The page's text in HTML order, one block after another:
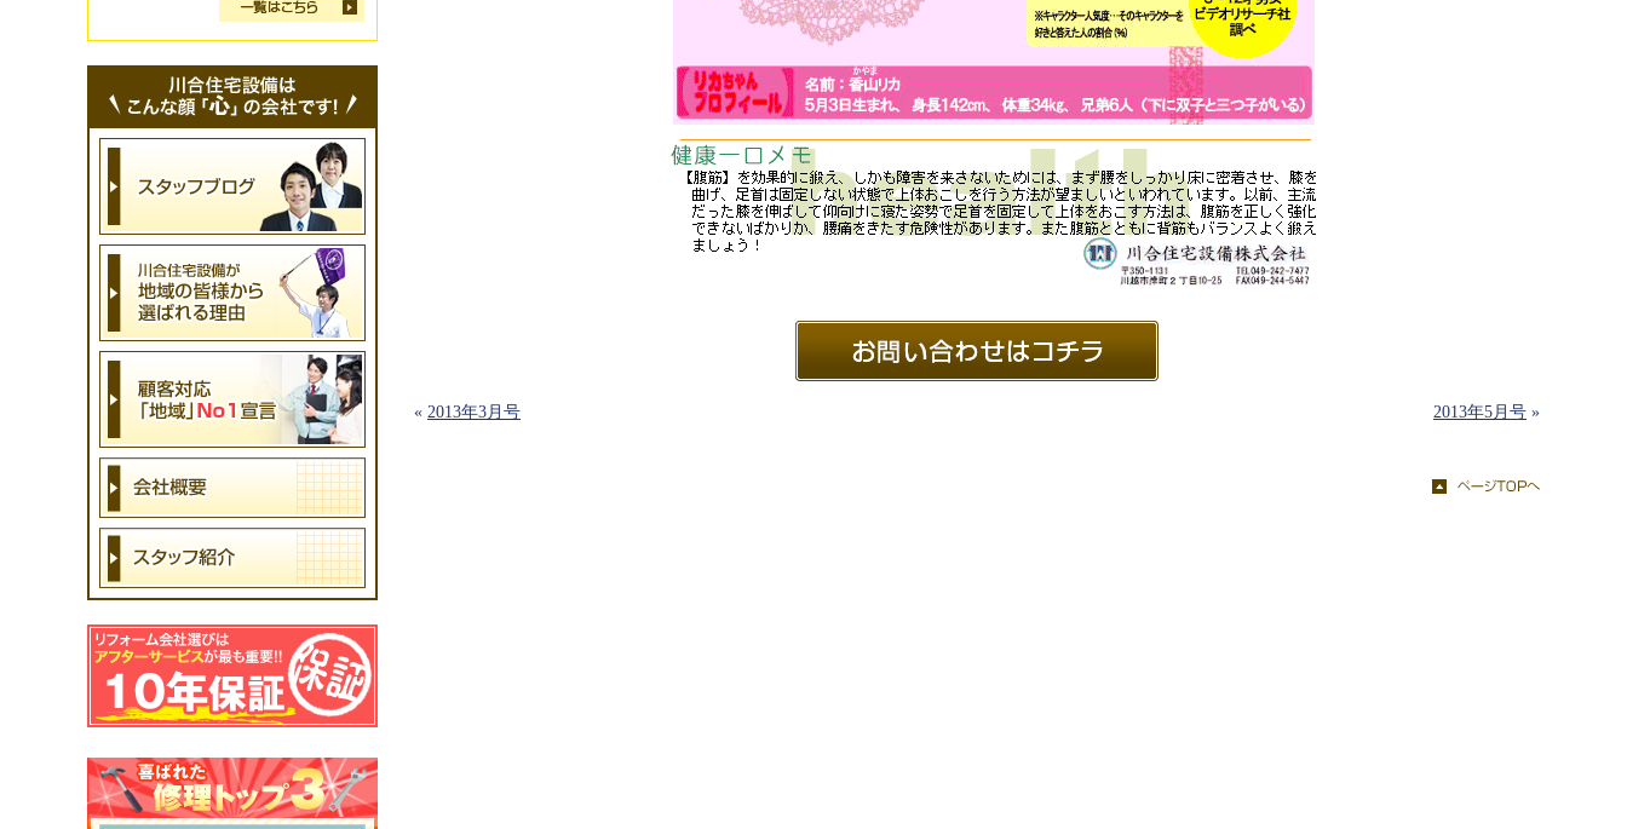
« 2013年3月号 2013年5月号 »